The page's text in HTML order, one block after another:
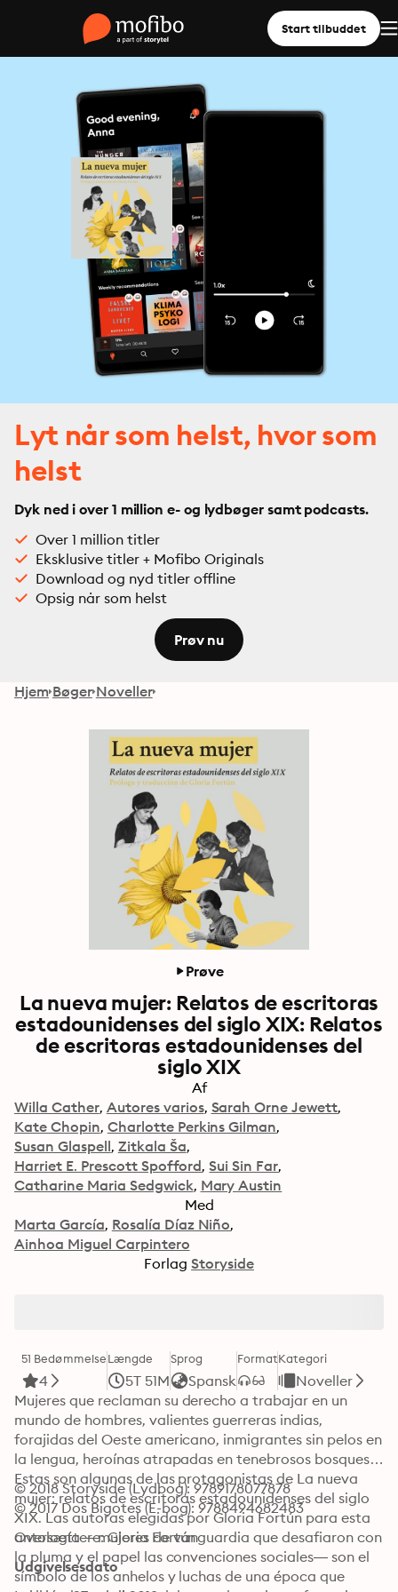
Start tilbuddet
Lyt når som helst, hvor som
helst
Dyk ned i over 1 million e- og lydbøger samt podcasts.
Over 1 million titler
Eksklusive titler + Mofibo Originals
Download og nyd titler offline
Opsig når som helst
Prøv nu
Hjem Bøger Noveller
Prøve
La nueva mujer: Relatos de escritoras
estadounidenses del siglo XIX: Relatos
de escritoras estadounidenses del
siglo XIX
Af
Willa Cather Autores varios Sarah Orne Jewett
Kate Chopin Charlotte Perkins Gilman
Susan Glaspell Zitkala Ša
Harriet E. Prescott Spofford Sui Sin Far
Catharine Maria Sedgwick Mary Austin
Med
Marta García Rosalía Díaz Niño
Ainhoa Miguel Carpintero
Forlag Storyside
51 Bedømmelse
4
Længde
5T 51M
Sprog
Spansk
FormatKategori
Noveller
Mujeres que reclaman su derecho a trabajar en un
mundo de hombres, valientes guerreras indias,
forajidas del Oeste americano, inmigrantes sin pelos en
la lengua, heroínas atrapadas en tenebrosos bosques…
Estas son algunas de las protagonistas de La nueva
mujer: relatos de escritoras estadounidenses del siglo
XIX. Las autoras elegidas por Gloria Fortún para esta
antología —mujeres de vanguardia que desafiaron con
la pluma y el papel las convenciones sociales— son el
símbolo de los anhelos y luchas de una época que
© 2018 Storyside (Lydbog): 9789178077878
© 2017 Dos Bigotes (E-bog): 9788494682483
Oversættere: Gloria Fortún
Udgivelsesdato